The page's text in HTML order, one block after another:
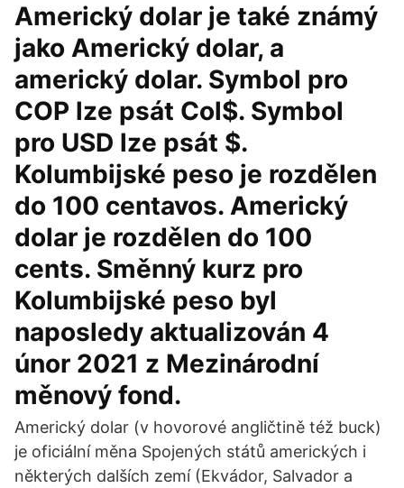
Americký dolar je také známý
jako Americký dolar, a
americký dolar. Symbol pro
COP lze psát Col$. Symbol
pro USD lze psát $.
Kolumbijské peso je rozdělen
do 100 centavos. Americký
dolar je rozdělen do 100
cents. Směnný kurz pro
Kolumbijské peso byl
naposledy aktualizován 4
únor 2021 z Mezinárodní
měnový fond.
Americký dolar (v hovorové angličtině též buck)
je oficiální měna Spojených států amerických i
některých dalších zemí (Ekvádor, Salvador a